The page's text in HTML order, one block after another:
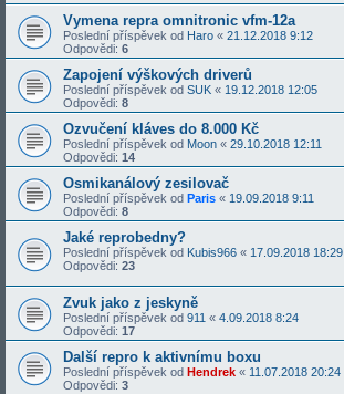
Vymena repra omnitronic vfm-12a
Poslední příspěvek od Haro « 21.12.2018 9:12
Odpovědi: 6
Zapojení výškových driverů
Poslední příspěvek od SUK « 19.12.2018 12:05
Odpovědi: 8
Ozvučení kláves do 8.000 Kč
Poslední příspěvek od Moon « 29.10.2018 12:11
Odpovědi: 14
Osmikanálový zesilovač
Poslední příspěvek od Paris « 19.09.2018 9:11
Odpovědi: 8
Jaké reprobedny?
Poslední příspěvek od Kubis966 « 17.09.2018 18:29
Odpovědi: 23
Zvuk jako z jeskyně
Poslední příspěvek od 911 « 4.09.2018 8:24
Odpovědi: 17
Další repro k aktivnímu boxu
Poslední příspěvek od Hendrek « 11.07.2018 20:24
Odpovědi: 3